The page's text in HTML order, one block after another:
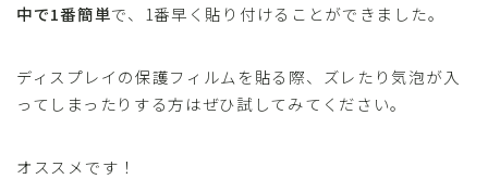
中で1番簡単で、1番早く貼り付けることができました。
ディスプレイの保護フィルムを貼る際、ズレたり気泡が入
ってしまったりする方はぜひ試してみてください。
オススメです！